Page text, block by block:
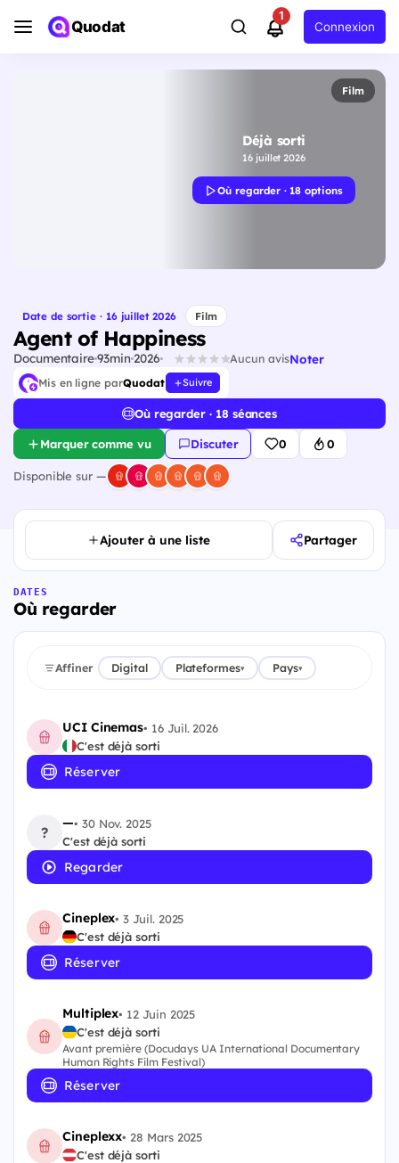
Quodat
1
Connexion
Film
Déjà sorti
16 juillet 2026
Où regarder · 18 options
Date de sortie · 16 juillet 2026 Film
Agent of Happiness
Documentaire93min 2026 Aucun avisNoter
Mis en ligne parQuodat Suivre
Où regarder · 18 séances
Marquer comme vu Discuter 0 0
Disponible sur —
Ajouter à une liste Partager
DATES
Où regarder
Affiner Digital Plateformes▾ Pays▾
UCI Cinemas• 16 Juil. 2026
C'est déjà sorti
Réserver
?
—• 30 Nov. 2025
C'est déjà sorti
Regarder
Cineplex•3 Juil. 2025
C'est déjà sorti
Réserver
Multiplex• 12 Juin 2025
C'est déjà sorti
Avant première (Docudays UA International Documentary
Human Rights Film Festival)
Réserver
Cineplexx• 28 Mars 2025
C'est déjà sorti